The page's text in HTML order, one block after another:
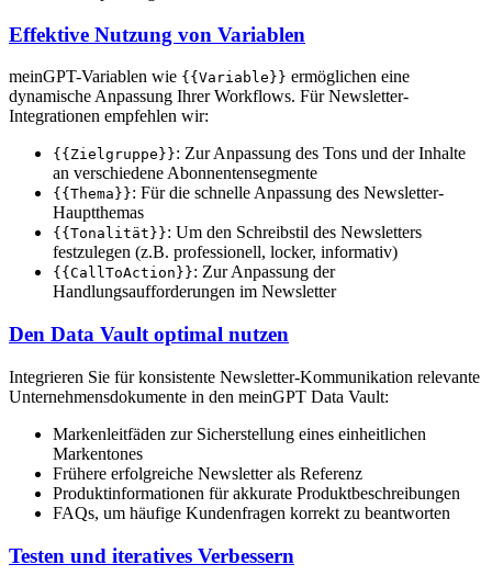
Effektive Nutzung von Variablen
meinGPT-Variablen wie {{Variable}} ermöglichen eine
dynamische Anpassung Ihrer Workflows. Für Newsletter-
Integrationen empfehlen wir:
{{Zielgruppe}}: Zur Anpassung des Tons und der Inhalte
an verschiedene Abonnentensegmente
{{Thema}}: Für die schnelle Anpassung des Newsletter-
Hauptthemas
{{Tonalität}}: Um den Schreibstil des Newsletters
festzulegen (z.B. professionell, locker, informativ)
{{CallToAction}}: Zur Anpassung der
Handlungsaufforderungen im Newsletter
Den Data Vault optimal nutzen
Integrieren Sie für konsistente Newsletter-Kommunikation relevante
Unternehmensdokumente in den meinGPT Data Vault:
Markenleitfäden zur Sicherstellung eines einheitlichen
Markentones
Frühere erfolgreiche Newsletter als Referenz
Produktinformationen für akkurate Produktbeschreibungen
FAQs, um häufige Kundenfragen korrekt zu beantworten
Testen und iteratives Verbessern